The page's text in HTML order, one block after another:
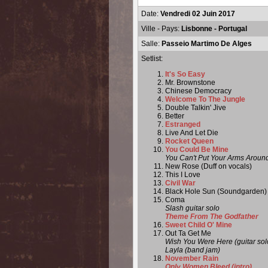
Date: Vendredi 02 Juin 2017
Ville - Pays: Lisbonne - Portugal
Salle: Passeio Martimo De Alges
Setlist:
It's So Easy
Mr. Brownstone
Chinese Democracy
Welcome To The Jungle
Double Talkin' Jive
Better
Estranged
Live And Let Die
Rocket Queen
You Could Be Mine
You Can't Put Your Arms
New Rose (Duff on vocals)
This I Love
Civil War
Black Hole Sun (Soundgarden)
Coma
Slash guitar solo
Theme From The Godfather
Sweet Child O' Mine
Out Ta Get Me
Wish You Were Here (guitar
Layla (band jam)
November Rain